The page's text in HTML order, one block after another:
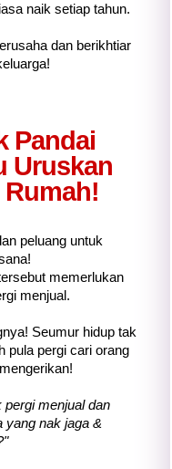
naik setiap tahun.
dan berikhtiar
Pandai
Uruskan
peluang untuk
memerlukan
menjual.
Seumur hidup tak
pula pergi cari orang
menjual dan
yang nak jaga &